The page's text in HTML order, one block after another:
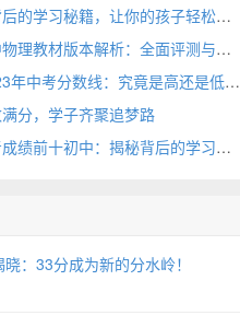
中考榜，中考榜发布！揭秘状元背后的学习秘籍，让你的孩子轻松登顶！
南京初中物理什么版本，南京初中物理教材版本解析：全面评测与选用指南
四川2023年中考分数线，四川2023年中考分数线：究竟是高还是低？
分，学子齐聚追梦路
江西中考成绩前十初中，江西中考成绩前十初中：揭秘背后的学习秘籍
：33分成为新的分水岭！